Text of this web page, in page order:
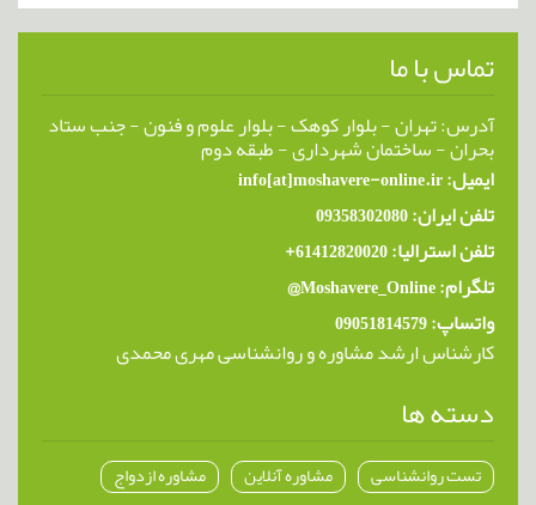
تماس با ما
آدرس: تهران - بلوار کوهک - بلوار علوم و فنون - جنب ستاد
بحران - ساختمان شهرداری - طبقه دوم
ایمیل: info[at]moshavere-online.ir
تلفن ایران: 09358302080
تلفن استرالیا: 61412820020+
تلگرام: Moshavere_Online@
واتساپ: 09051814579
کارشناس ارشد مشاوره و روانشناسی مهری محمدی
دسته ها
تست روانشناسی مشاوره آنلاین
مشاوره ازدواج